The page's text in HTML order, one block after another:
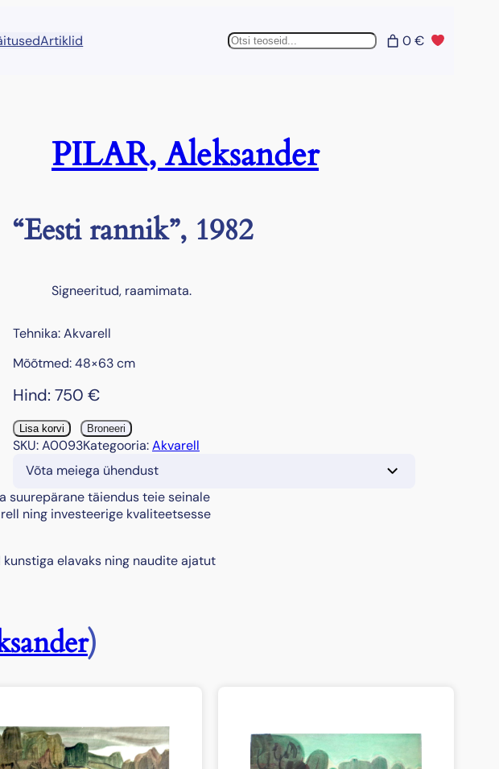
Artiklid Otsing 0 €
PILAR, Aleksander
“Eesti rannik”, 1982
Signeeritud, raamimata.
Tehnika: Akvarell
Mõõtmed: 48×63 cm
Hind: 750 €
"
E
t
i
n
,
k
o
g
Lisa korvi Broneeri
SKU:A0093Kategooria:Akvarell
Võta meiega ühendust
suurepärane täiendus teie seinale
ning investeerige kvaliteetsesse
kunstiga elavaks ning naudite ajatut
)